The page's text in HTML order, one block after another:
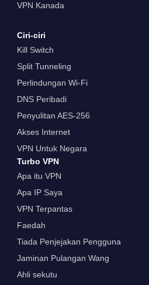
VPN Kanada
Ciri-ciri
Kill Switch
Split Tunneling
Perlindungan Wi-Fi
DNS Peribadi
Penyulitan AES-256
Akses Internet
VPN Untuk Negara
Turbo VPN
Apa itu VPN
Apa IP Saya
VPN Terpantas
Faedah
Tiada Penjejakan Pengguna
Jaminan Pulangan Wang
Ahli sekutu